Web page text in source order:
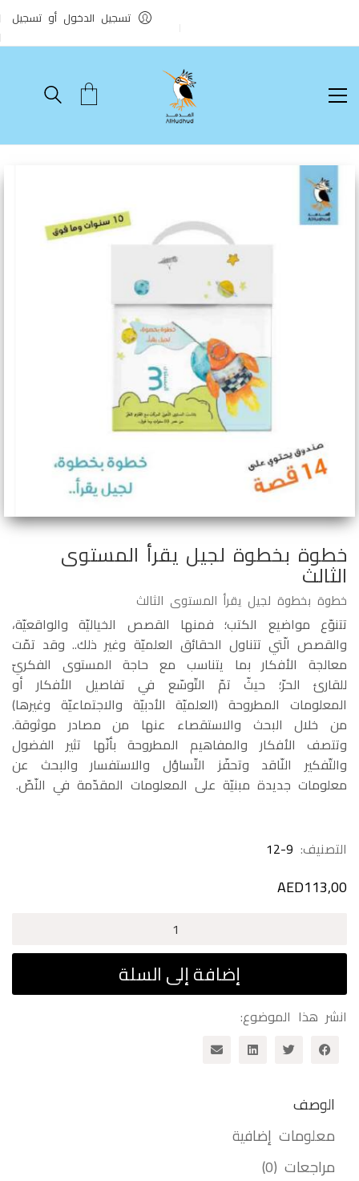
تسجيل الدخول أو تسجيل
خطوة بخطوة لجيل يقرأ المستوى
الثالث
خطوة بخطوة لجيل يقرأ المستوى الثالث
تتنوّع مواضيع الكتب؛ فمنها القصص الخياليّة والواقعيّة،
والقصص الّتي تتناول الحقائق العلميّة وغير ذلك.. وقد تمّت
معالجة الأفكار بما يتناسب مع حاجة المستوى الفكريّ
للقارئ الحرّ؛ حيثّ تمّ التّوسّع في تفاصيل الأفكار أو
المعلومات المطروحة (العلميّة الأدبيّة والاجتماعيّة وغيرها)
من خلال البحث والاستقصاء عنها من مصادر موثوقة.
وتتصف الأفكار والمفاهيم المطروحة بأنّها تثير الفضول
والتّفكير النّاقد وتحفّز التّساؤل والاستفسار والبحث عن
معلومات جديدة مبنيّة على المعلومات المقدّمة في النّصّ.
التصنيف: 12-9
AED113,00
بخطوة
يقرأ
المستوى
الثالث
إضافة إلى السلة
انشر هذا الموضوع:
الوصف
معلومات إضافية
مراجعات (0)